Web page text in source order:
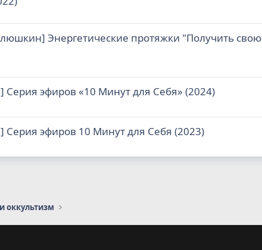
Энергетические протяжки "Получить свою
эфиров «10 Минут для Себя» (2024)
эфиров 10 Минут для Себя (2023)
оккультизм